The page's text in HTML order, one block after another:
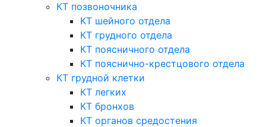
КТ позвоночника
КТ шейного отдела
КТ грудного отдела
КТ поясничного отдела
КТ пояснично-крестцового отдела
КТ грудной клетки
КТ легких
КТ бронхов
КТ органов средостения